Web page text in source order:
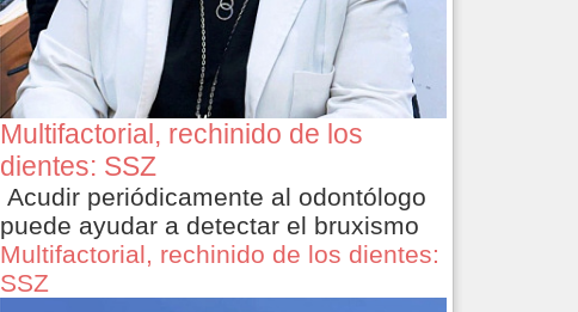
Multifactorial, rechinido de los
dientes: SSZ
Acudir periódicamente al odontólogo
puede ayudar a detectar el bruxismo
Multifactorial, rechinido de los dientes:
SSZ